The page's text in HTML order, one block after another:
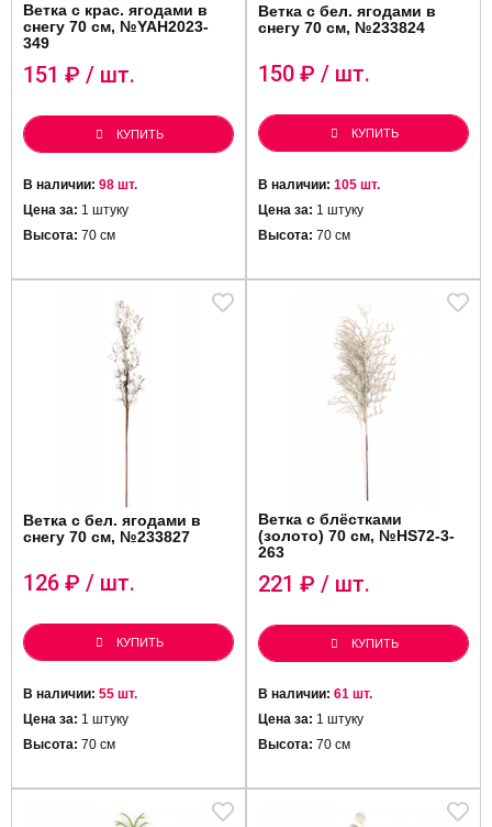
Ветка с крас. ягодами в
снегу 70 см, №YAH2023-
349
151 ₽ / шт.
КУПИТЬ
В наличии: 98 шт.
Цена за: 1 штуку
Высота: 70 см
Ветка с бел. ягодами в
снегу 70 см, №233824
150 ₽ / шт.
КУПИТЬ
В наличии: 105 шт.
Цена за: 1 штуку
Высота: 70 см
Ветка с бел. ягодами в
снегу 70 см, №233827
126 ₽ / шт.
КУПИТЬ
В наличии: 55 шт.
Цена за: 1 штуку
Высота: 70 см
Ветка с блёстками
(золото) 70 см, №HS72-3-
263
221 ₽ / шт.
КУПИТЬ
В наличии: 61 шт.
Цена за: 1 штуку
Высота: 70 см